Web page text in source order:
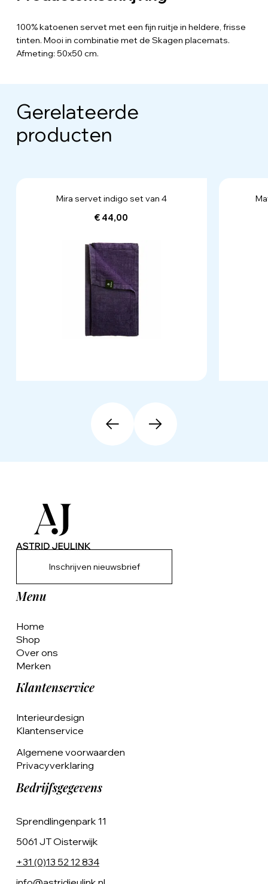
100% katoenen servet met een fijn ruitje in heldere, frisse
tinten. Mooi in combinatie met de Skagen placemats.
Afmeting: 50x50 cm.
Gerelateerde
producten
Mira servet indigo set van 4
€ 44,00
Inschrijven nieuwsbrief
Menu
Home
Shop
Over ons
Merken
Klantenservice
Interieurdesign
Klantenservice
Algemene voorwaarden
Privacyverklaring
Bedrijfsgegevens
Sprendlingenpark 11
5061 JT Oisterwijk
+31 (0)13 52 12 834